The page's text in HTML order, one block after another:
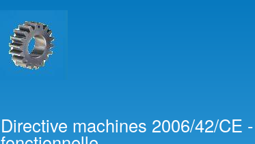
Directive machines 2006/42/CE